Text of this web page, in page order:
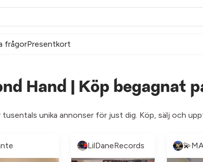
frågorPresentkort
Hand | Köp begagnat
tusentals unika annonser för just dig. Köp, sälj och
LilDaneRecords